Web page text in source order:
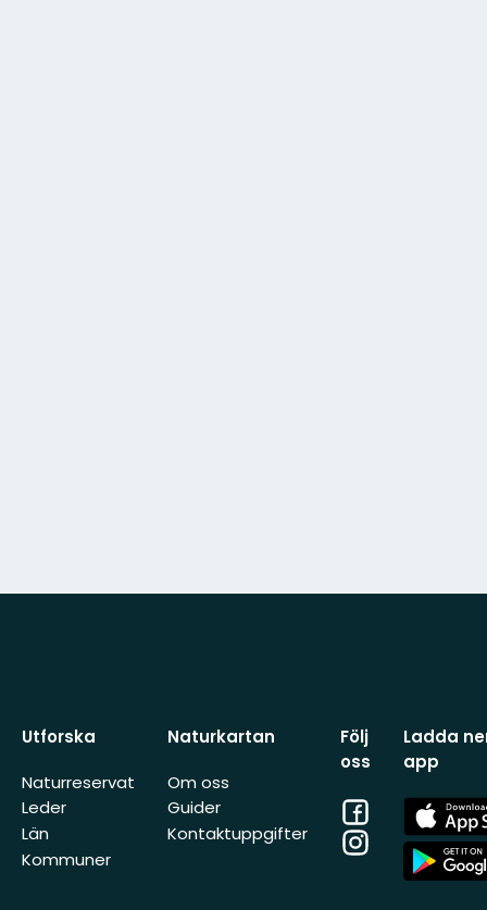
Utforska
Naturreservat
Leder
Län
Kommuner
Naturkartan
Om oss
Guider
Kontaktuppgifter
Följ
oss
Facebook
Instagram
Ladda
app
App
Store
App
Store